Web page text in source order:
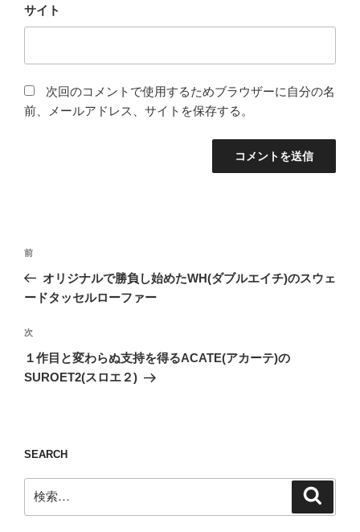
サイト
次回のコメントで使用するためブラウザーに自分の名
前、メールアドレス、サイトを保存する。
投
ゲ
ー
シ
前
の
前
オリジナルで勝負し始めたWH(ダブルエイチ)のスウェ
ードタッセルローファー
次
の
投
次
１作目と変わらぬ支持を得るACATE(アカーテ)の
SUROET2(スロエ２)
SEARCH
索: